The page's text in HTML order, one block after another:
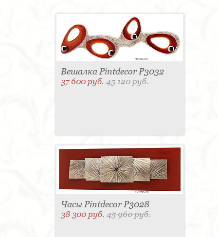
Вешалка Pintdecor P3032
37 600 руб.45 120 руб.
Часы Pintdecor P3028
38 300 руб.45 960 руб.